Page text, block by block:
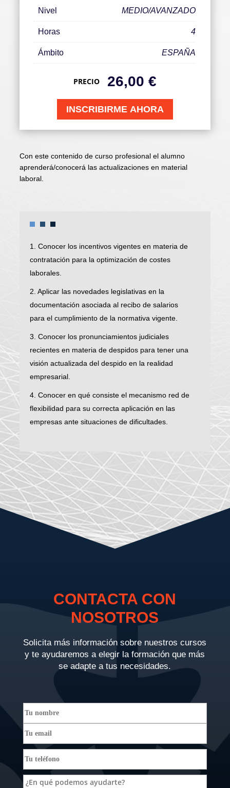
Con este contenido de curso profesional el alumno
aprenderá/conocerá las actualizaciones en material
laboral.
1. Conocer los incentivos vigentes en materia de
contratación para la optimización de costes
laborales.
2. Aplicar las novedades legislativas en la
documentación asociada al recibo de salarios
para el cumplimiento de la normativa vigente.
3. Conocer los pronunciamientos judiciales
recientes en materia de despidos para tener una
visión actualizada del despido en la realidad
empresarial.
4. Conocer en qué consiste el mecanismo red de
flexibilidad para su correcta aplicación en las
empresas ante situaciones de dificultades.
Nivel MEDIO/AVANZADO
Horas 4
Ámbito ESPAÑA
PRECIO 26,00 €
INSCRIBIRME AHORA
CONTACTA CON
NOSOTROS
Solicita más información sobre nuestros cursos
y te ayudaremos a elegir la formación que más
se adapte a tus necesidades.